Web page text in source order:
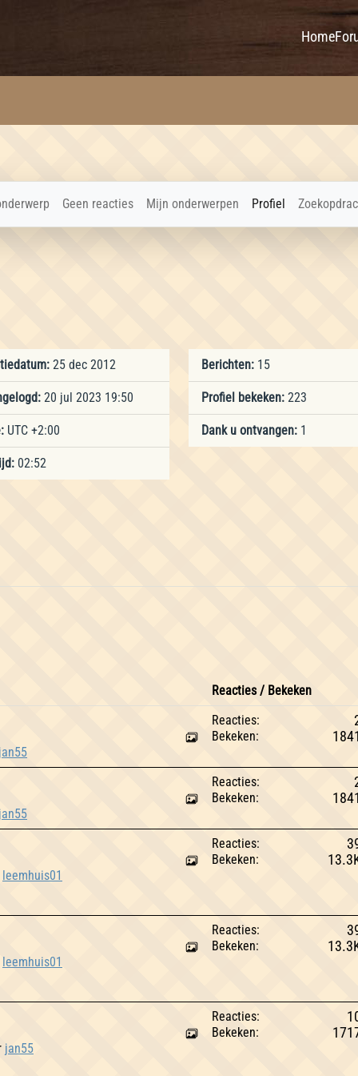
Home
Geen reacties Mijn onderwerpen Profiel
25 dec 2012
20 jul 2023 19:50
UTC +2:00
02:52
Berichten: 15
Profiel bekeken: 223
Dank u ontvangen: 1
Reacties / Bekeken
Reacties:
Bekeken:
Reacties:
Bekeken:
leemhuis01
Reacties:
Bekeken:
leemhuis01
Reacties:
Bekeken:
jan55
Reacties:
Bekeken: